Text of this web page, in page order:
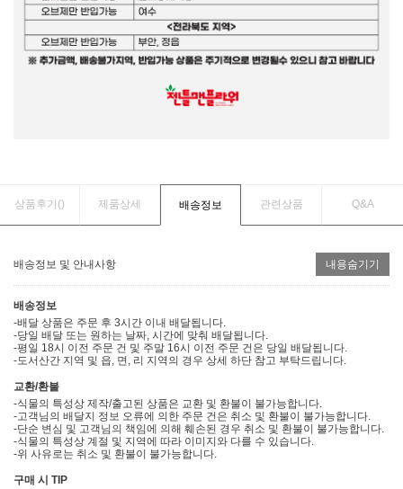
상품후기() 제품상세 배송정보 관련상품 Q&A
배송정보 및 안내사항 내용숨기기
배송정보
-배달 상품은 주문 후 3시간 이내 배달됩니다.
-당일 배달 또는 원하는 날짜, 시간에 맞춰 배달됩니다.
-평일 18시 이전 주문 건 및 주말 16시 이전 주문 건은 당일 배달됩니다.
-도서산간 지역 및 읍, 면, 리 지역의 경우 상세 하단 참고 부탁드립니다.
교환/환불
-식물의 특성상 제작/출고된 상품은 교환 및 환불이 불가능합니다.
-고객님의 배달지 정보 오류에 의한 주문 건은 취소 및 환불이 불가능합니다.
-단순 변심 및 고객님의 책임에 의해 훼손된 경우 취소 및 환불이 불가능합니다.
-식물의 특성상 계절 및 지역에 따라 이미지와 다를 수 있습니다.
-위 사유로는 취소 및 환불이 불가능합니다.
구매 시 TIP